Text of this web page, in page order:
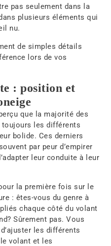
pas seulement dans la
plusieurs éléments qui
nu.
de simples détails
lors de vos
: position et
que la majorité des
toujours les différents
bolide. Ces derniers
par peur d’empirer
leur conduite à leur
la première fois sur le
: êtes-vous du genre à
chaque côté du volant
Sûrement pas. Vous
les différents
volant et les